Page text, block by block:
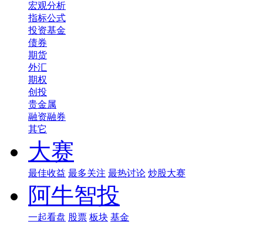
宏观分析
指标公式
投资基金
债券
期货
外汇
期权
创投
贵金属
融资融券
其它
大赛
最佳收益 最多关注 最热讨论 炒股大赛
阿牛智投
一起看盘 股票 板块 基金